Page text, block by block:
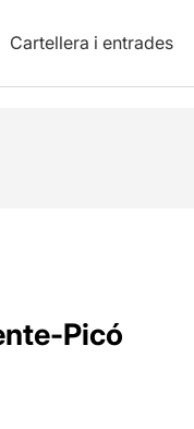
Cartellera i entrades
Picó